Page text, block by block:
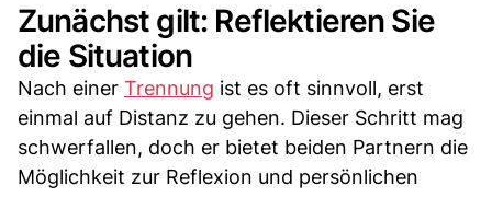
Zunächst gilt: Reflektieren Sie
die Situation
Nach einer Trennung ist es oft sinnvoll, erst
einmal auf Distanz zu gehen. Dieser Schritt mag
schwerfallen, doch er bietet beiden Partnern die
Möglichkeit zur Reflexion und persönlichen